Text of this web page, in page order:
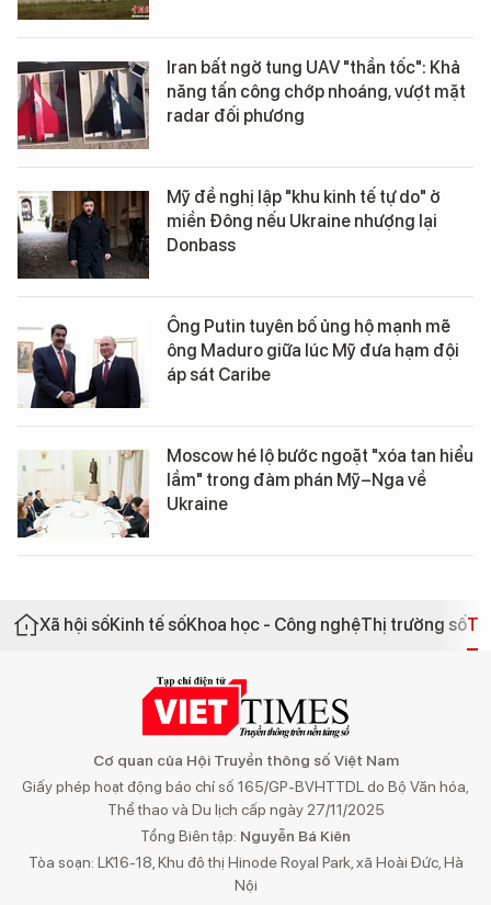
Iran bất ngờ tung UAV "thần tốc": Khả
năng tấn công chớp nhoáng, vượt mặt
radar đối phương
Mỹ đề nghị lập "khu kinh tế tự do" ở
miền Đông nếu Ukraine nhượng lại
Donbass
Ông Putin tuyên bố ủng hộ mạnh mẽ
ông Maduro giữa lúc Mỹ đưa hạm đội
áp sát Caribe
Moscow hé lộ bước ngoặt "xóa tan hiểu
lầm" trong đàm phán Mỹ–Nga về
Ukraine
Xã hội sốKinh tế sốKhoa học - Công nghệThị trường số
Cơ quan của Hội Truyền thông số Việt Nam
Giấy phép hoạt động báo chí số 165/GP-BVHTTDL do Bộ Văn hóa,
Thể thao và Du lịch cấp ngày 27/11/2025
Tổng Biên tập: Nguyễn Bá Kiên
Tòa soạn: LK16-18, Khu đô thị Hinode Royal Park, xã Hoài Đức, Hà
Nội